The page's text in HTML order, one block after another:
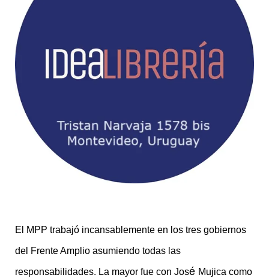
El MPP trabajó incansablemente en los tres gobiernos
del Frente Amplio asumiendo todas las
responsabilidades. La mayor fue con José Mujica como